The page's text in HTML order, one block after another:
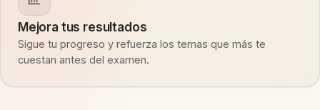
Mejora tus resultados
Sigue tu progreso y refuerza los temas que más te
cuestan antes del examen.